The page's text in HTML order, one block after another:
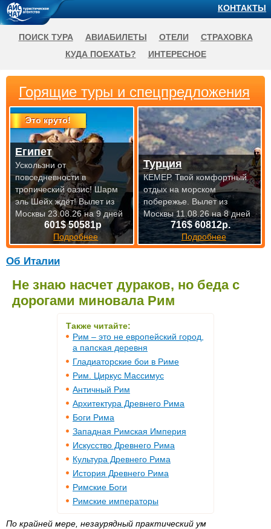
Об Италии
Не знаю насчет дураков, но беда с
дорогами миновала Рим
Также читайте:
Рим – это не европейский город,
а папская деревня
Гладиаторские бои в Риме
Рим. Циркус Массимус
Античный Рим
Архитектура Древнего Рима
Боги Рима
Западная Римская Империя
Искусство Древнего Рима
Культура Древнего Рима
История Древнего Рима
Римские Боги
Римские императоры
По крайней мере, незаурядный практический ум
Горящие туры и спецпредложения
Это круто!
601$ 50581р
Подробнее
Египет
Ускользни от
повседневности в
тропический оазис! Шарм
эль Шейх ждёт!Вылет из
Москвы 23.08.26 на 9 дней
716$ 60812р.
Подробнее
Турция
КЕМЕР. Твой комфортный
отдых на морском
побережье. Вылет из
Москвы 11.08.26 на 8 дней
КОНТАКТЫ
ПОИСК ТУРА АВИАБИЛЕТЫ ОТЕЛИ
СТРАХОВКА
КУДА ПОЕХАТЬ?
ИНТЕРЕСНОЕ